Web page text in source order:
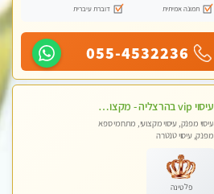
תמונה אמיתית
דוברת עיברית
055-4532236
עיסוי vip בהרצליה - מקצועי ומפנק ומיוחד highly recommended..new in the city
עיסוי מפנק, עיסוי מקצועי, מתחמי ספא
מפנק, עיסוי טנטרה
פלטינה